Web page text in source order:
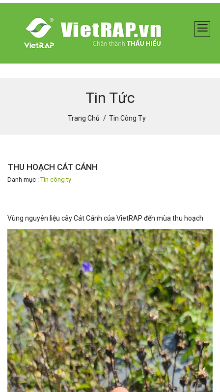
Tin Tức
Trang Chủ Tin Công Ty
THU HOẠCH CÁT CÁNH
Danh mục :Tin công ty
Vùng nguyên liệu cây Cát Cánh của VietRAP đến mùa thu hoạch